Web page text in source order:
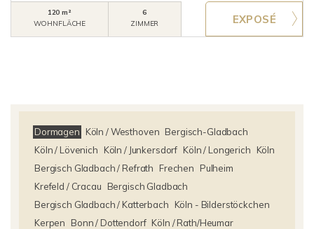
120 m²
WOHNFLÄCHE
6
ZIMMER
Dormagen Köln / Westhoven Bergisch-Gladbach
Köln / Lövenich
Köln / Junkersdorf Köln / Longerich
Köln
Bergisch Gladbach / Refrath
Frechen
Pulheim
Krefeld / Cracau
Bergisch Gladbach
Bergisch Gladbach / Katterbach
Köln - Bilderstöckchen
Kerpen
Bonn / Dottendorf Köln / Rath/Heumar